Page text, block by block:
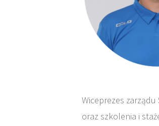
Wiceprezes
oraz szkolenia i